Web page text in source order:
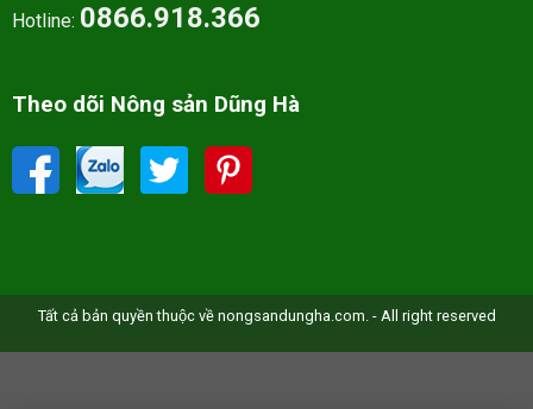
Hotline: 0866.918.366
Theo dõi Nông sản Dũng Hà
Tất cả bản quyền thuộc về nongsandungha.com. - All right reserved